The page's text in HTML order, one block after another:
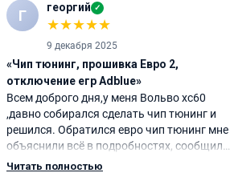
Г георгий ✓
★★★★★
9 декабря 2025
«Чип тюнинг, прошивка Евро 2,
отключение егр Adblue»
Всем доброго дня,у меня Вольво xc60
,давно собирался сделать чип тюнинг и
решился. Обратился евро чип тюнинг мне
объяснили всё в подробностях, сообщили
сумму записали. Приехал в назначенное
Читать полностью